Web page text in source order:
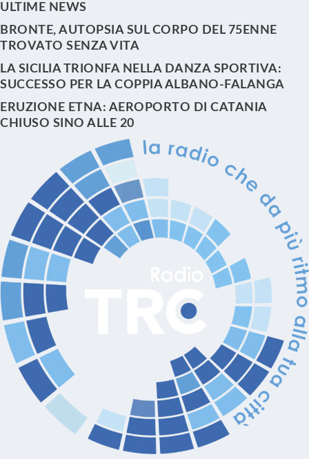
ULTIME NEWS
BRONTE, AUTOPSIA SUL CORPO DEL 75ENNE
TROVATO SENZA VITA
LA SICILIA TRIONFA NELLA DANZA SPORTIVA:
SUCCESSO PER LA COPPIA ALBANO-FALANGA
ERUZIONE ETNA: AEROPORTO DI CATANIA
CHIUSO SINO ALLE 20